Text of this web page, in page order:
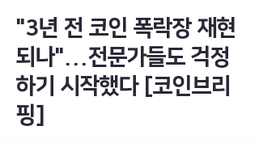
"3년 전 코인 폭락장 재현
되나"...전문가들도 걱정
하기 시작했다 [코인브리
핑]